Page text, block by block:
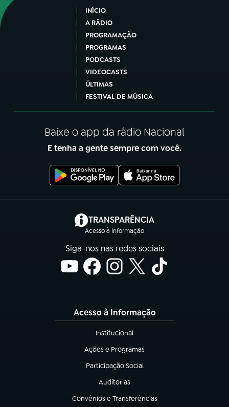
INÍCIO
A RÁDIO
PROGRAMAÇÃO
PROGRAMAS
PODCASTS
VIDEOCASTS
ÚLTIMAS
FESTIVAL DE MÚSICA
Baixe o app da rádio Nacional
E tenha a gente sempre com você.
TRANSPARÊNCIA
Acesso à Informação
(abre em nova aba)
Siga-nos nas redes sociais
Acesso à Informação
Institucional
(abre em nova aba)
Ações e Programas
(abre em nova aba)
Participação Social
(abre em nova aba)
Auditorias
(abre em nova aba)
Convênios e Transferências
(abre em nova aba)